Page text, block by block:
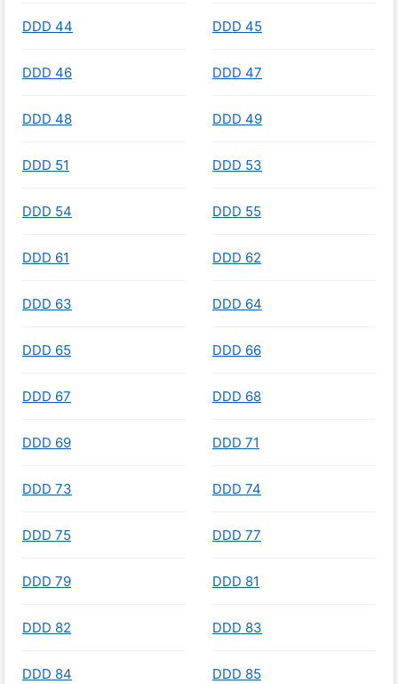
DDD 44 DDD 45
DDD 46 DDD 47
DDD 48 DDD 49
DDD 51 DDD 53
DDD 54 DDD 55
DDD 61 DDD 62
DDD 63 DDD 64
DDD 65 DDD 66
DDD 67 DDD 68
DDD 69 DDD 71
DDD 73 DDD 74
DDD 75 DDD 77
DDD 79 DDD 81
DDD 82 DDD 83
DDD 84 DDD 85